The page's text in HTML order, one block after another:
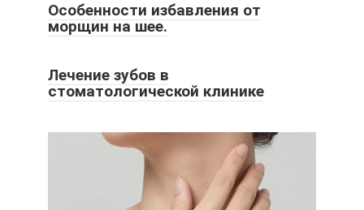
Особенности избавления от
морщин на шее.
Лечение зубов в
стоматологической клинике